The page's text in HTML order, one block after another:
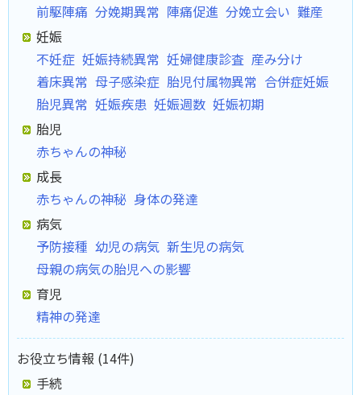
前駆陣痛 分娩期異常 陣痛促進 分娩立会い 難産
妊娠
不妊症 妊娠持続異常 妊婦健康診査 産み分け
着床異常 母子感染症 胎児付属物異常 合併症妊娠
胎児異常 妊娠疾患 妊娠週数 妊娠初期
胎児
赤ちゃんの神秘
成長
赤ちゃんの神秘 身体の発達
病気
予防接種 幼児の病気 新生児の病気
母親の病気の胎児への影響
育児
精神の発達
お役立ち情報 (14件)
手続